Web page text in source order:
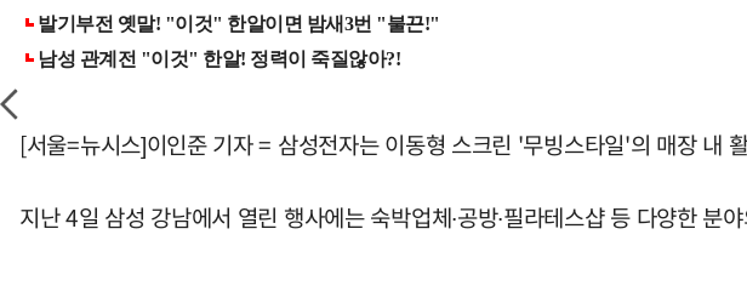
[서울=뉴시스]이인준 기자 = 삼성전자는 이동형 스크린 '무빙스타일'의 매장
지난 4일 삼성 강남에서 열린 행사에는 숙박업체∙공방∙필라테스샵 등 다양한 분